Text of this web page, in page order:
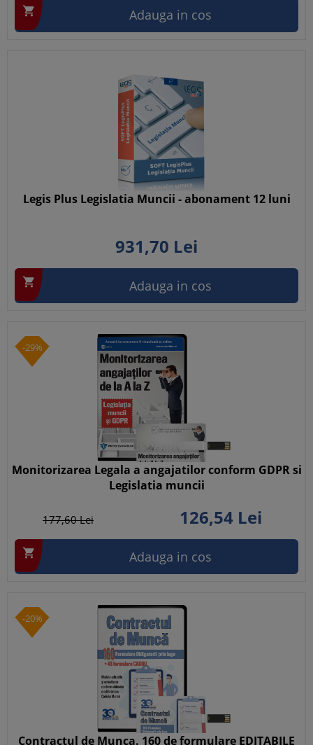
 Adauga in cos
Legis Plus Legislatia Muncii - abonament 12 luni
931,70 Lei
 Adauga in cos
-29%
Monitorizarea Legala a angajatilor conform GDPR si
Legislatia muncii
177,60Lei 126,54Lei
 Adauga in cos
-20%
Contractul de Munca. 160 de formulare EDITABILE